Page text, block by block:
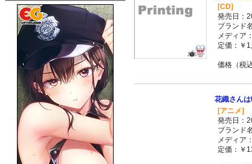
[CD]
発売日：
ブランド
メディア
定価：￥
価格（税
花織さん
[アニメ]
発売日：
ブランド
メディア
定価：￥